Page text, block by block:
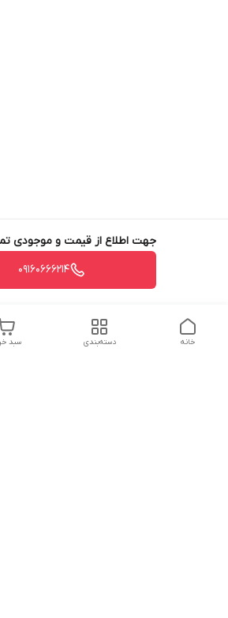
جهت اطلاع از قیمت و موجودی
09160666214
سبد دسته‌بندی خانه